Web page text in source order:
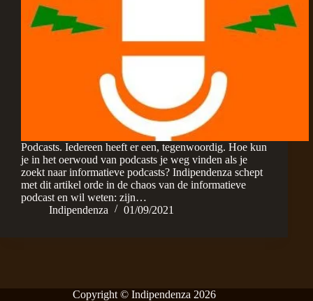
Podcasts. Iedereen heeft er een, tegenwoordig. Hoe kun
je in het oerwoud van podcasts je weg vinden als je
zoekt naar informatieve podcasts? Indipendenza schept
met dit artikel orde in de chaos van de informatieve
podcast en wil weten: zijn…
Indipendenza
01/09/2021
Copyright © Indipendenza 2026